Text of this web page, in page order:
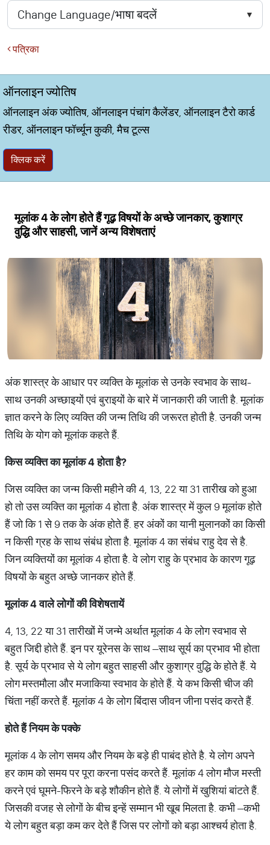
पत्रिका
ऑनलाइन ज्योतिष
ऑनलाइन अंक ज्योतिष, ऑनलाइन पंचांग कैलेंडर, ऑनलाइन टैरो कार्ड
रीडर, ऑनलाइन फॉर्च्यून कुकी, मैच टूल्स
क्लिक करें
मूलांक 4 के लोग होते हैं गूढ़ विषयों के अच्छे जानकार, कुशाग्र
वुद्धि और साहसी, जानें अन्य विशेषताएं
अंक शास्त्र के आधार पर व्यक्ति के मूलांक से उनके स्वभाव के साथ-
साथ उनकी अच्छाइयों एवं बुराइयों के बारे में जानकारी की जाती है. मूलांक
ज्ञात करने के लिए व्यक्ति की जन्म तिथि की जरूरत होती है. उनकी जन्म
तिथि के योग को मूलांक कहते हैं.
किसव्यक्तिकामूलांक4होताहै?
जिस व्यक्ति का जन्म किसी महीने की 4, 13, 22 या 31 तारीख को हुआ
हो तो उस व्यक्ति का मूलांक 4 होता है. अंक शास्त्र में कुल 9 मूलांक होते
हैं जो कि 1 से 9 तक के अंक होते हैं. हर अंकों का यानी मुलानकों का किसी
न किसी ग्रह के साथ संबंध होता है. मूलांक 4 का संबंध राहु देव से है.
जिन व्यक्तियों का मूलांक 4 होता है. वे लोग राहु के प्रभाव के कारण गूढ़
विषयों के बहुत अच्छे जानकर होते हैं.
मूलांक4वालेलोगोंकीविशेषतायें
4, 13, 22 या 31 तारीखों में जन्मे अर्थात मूलांक 4 के लोग स्वभाव से
बहुत जिद्दी होते हैं. इन पर यूरेनस के साथ –साथ सूर्य का प्रभाव भी होता
है. सूर्य के प्रभाव से ये लोग बहुत साहसी और कुशाग्र वुद्धि के होते हैं. ये
लोग मस्तमौला और मजाकिया स्वभाव के होते हैं. ये कभ किसी चीज की
चिंता नहीं करते हैं. मूलांक 4 के लोग बिंदास जीवन जीना पसंद करते हैं.
होतेहैंनियमकेपक्के
मूलांक 4 के लोग समय और नियम के बड़े ही पाबंद होते है. ये लोग अपने
हर काम को समय पर पूरा करना पसंद करते हैं. मूलांक 4 लोग मौज मस्ती
करने एवं घूमने-फिरने के बड़े शौकीन होते हैं. ये लोगों में खुशियां बांटते हैं.
जिसकी वजह से लोगों के बीच इन्हें सम्मान भी खूब मिलता है. कभी –कभी
ये लोग बहुत बड़ा कम कर देते हैं जिस पर लोगों को बड़ा आश्चर्य होता है.